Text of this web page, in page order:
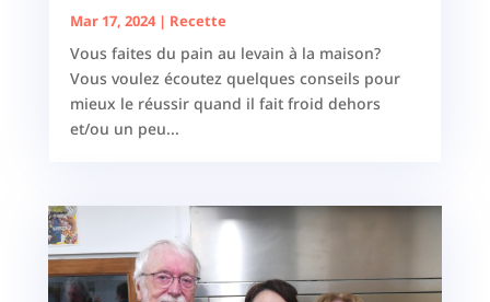
Mar 17, 2024| Recette
Vous faites du pain au levain à la maison?
Vous voulez écoutez quelques conseils pour
mieux le réussir quand il fait froid dehors
et/ou un peu...